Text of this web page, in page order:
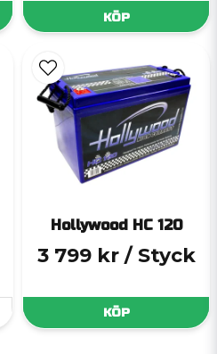
KÖP
Hollywood HC 120
3 799 kr / Styck
KÖP